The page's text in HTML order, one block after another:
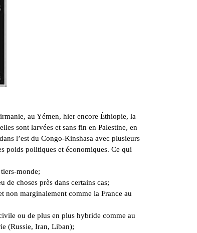
au Yémen, hier encore Éthiopie, la
sont larvées et sans fin en Palestine, en
l’est du Congo-Kinshasa avec plusieurs
poids politiques et économiques. Ce qui
monde;
de choses près dans certains cas;
non marginalement comme la France au
ou de plus en plus hybride comme au
(Russie, Iran, Liban);